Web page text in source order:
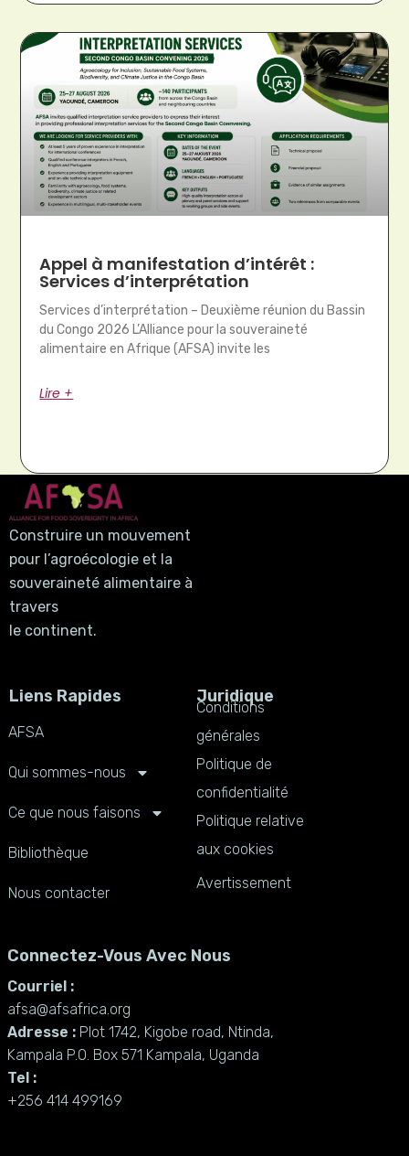
Appel à manifestation d’intérêt :
Services d’interprétation
Services d’interprétation – Deuxième réunion du Bassin
du Congo 2026 L’Alliance pour la souveraineté
alimentaire en Afrique (AFSA) invite les
Lire +
Construire un mouvement
pour l’agroécologie et la
souveraineté alimentaire à
travers
le continent.
Liens Rapides
AFSA
Qui sommes-nous
Ce que nous faisons
Bibliothèque
Nous contacter
Juridique
Conditions
générales
Politique de
confidentialité
Politique relative
aux cookies
Avertissement
Connectez-Vous Avec Nous
Courriel :
afsa@afsafrica.org
Adresse : Plot 1742, Kigobe road, Ntinda,
Kampala P.O. Box 571 Kampala, Uganda
Tel :
+256 414 499169